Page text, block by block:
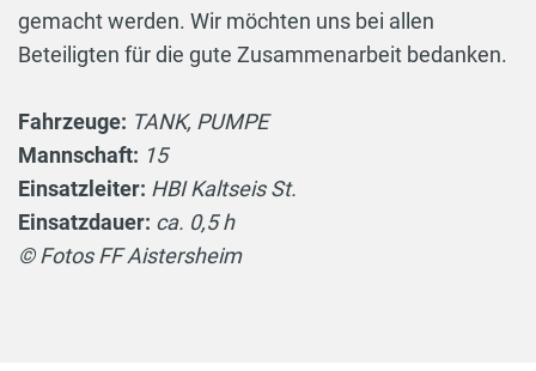
gemacht werden. Wir möchten uns bei allen
Beteiligten für die gute Zusammenarbeit bedanken.
Fahrzeuge: TANK, PUMPE
Mannschaft: 15
Einsatzleiter: HBI Kaltseis St.
Einsatzdauer: ca. 0,5 h
© Fotos FF Aistersheim